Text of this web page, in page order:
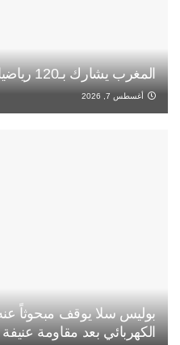
المغرب يشارك بـ120 رياضيا في دورة تارانتو 2026
أغسطس 7, 2026
بوليس سلا يوقف مبحوثاً
الكهربائي بعد مقاومة عنيفة